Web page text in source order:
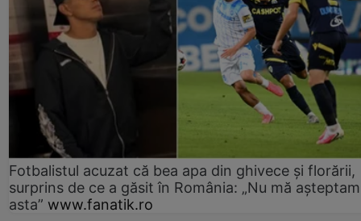
Fotbalistul acuzat că bea apa din ghivece și florării,
surprins de ce a găsit în România: „Nu mă
asta” www.fanatik.ro